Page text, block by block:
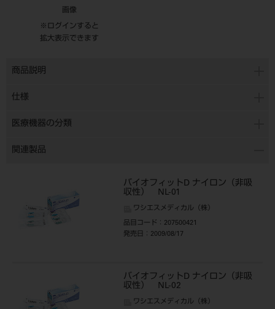
画像
※ログインすると
拡大表示できます
商品説明
仕様
医療機器の分類
関連製品
バイオフィットD ナイロン（非吸
収性） NL-01
ワシエスメディカル（株）
品目コード ：207500421
発売日
：2009/08/17
バイオフィットD ナイロン（非吸
収性） NL-02
ワシエスメディカル（株）